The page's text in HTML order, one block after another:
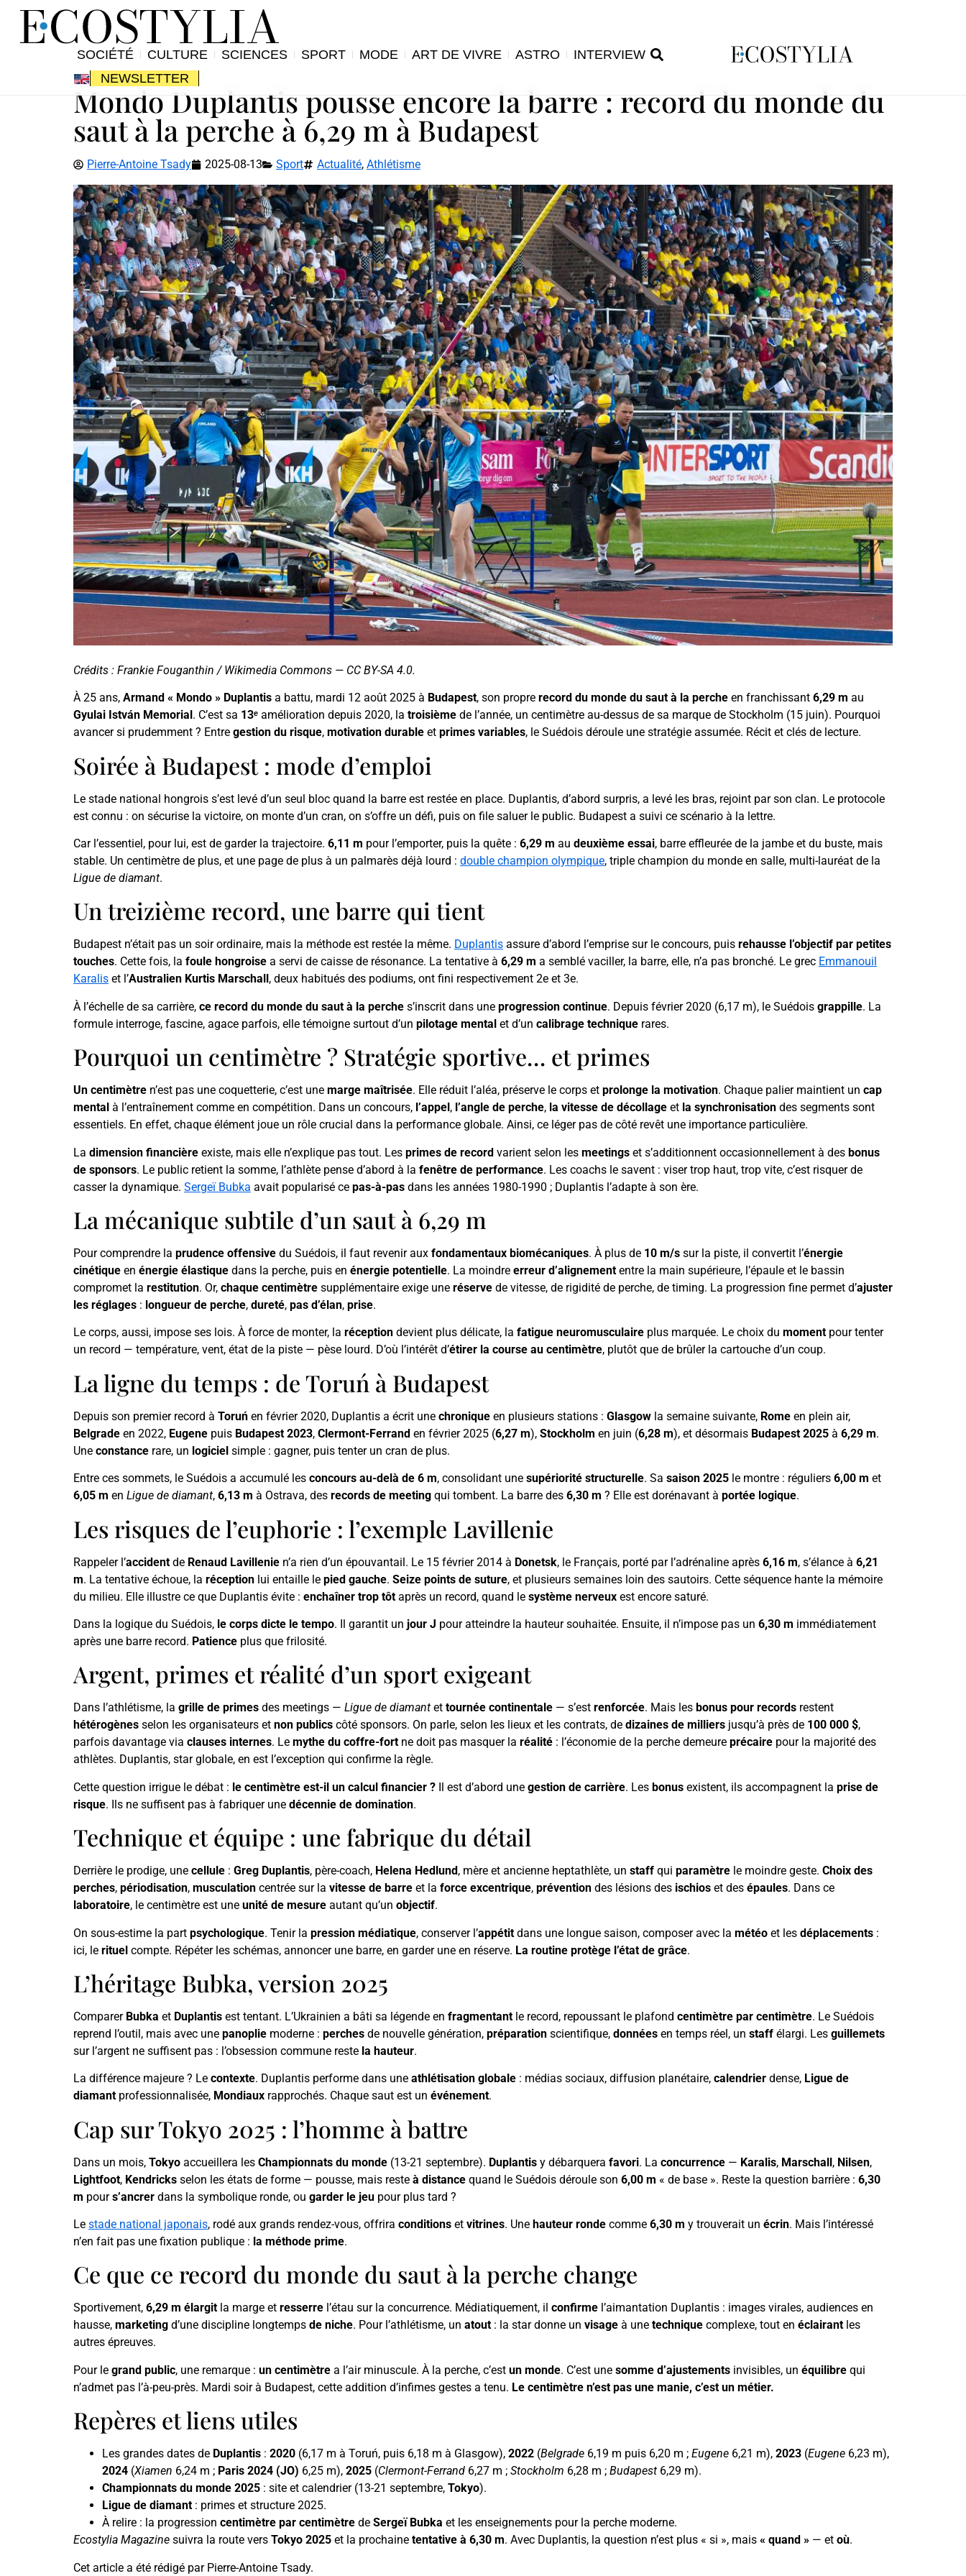
SOCIÉTÉ CULTURE SCIENCES SPORT MODE ART DE VIVRE ASTRO
INTERVIEW
NEWSLETTER
Mondo Duplantis pousse encore la barre : record du monde du
saut à la perche à 6,29 m à Budapest
Pierre-Antoine Tsady 2025-08-13 Sport Actualité, Athlétisme
Crédits : Frankie Fouganthin / Wikimedia Commons — CC BY-SA 4.0.
À 25 ans, Armand « Mondo » Duplantis a battu, mardi 12 août 2025 à Budapest, son propre record du monde du saut à la perche en franchissant 6,29 m au
Gyulai István Memorial . C’est sa 13ᵉ amélioration depuis 2020, la troisième de l’année, un centimètre au-dessus de sa marque de Stockholm (15 juin). Pourquoi
avancer si prudemment ? Entre gestion du risque, motivation durable et primes variables, le Suédois déroule une stratégie assumée. Récit et clés de lecture.
Soirée à Budapest : mode d’emploi
Le stade national hongrois s’est levé d’un seul bloc quand la barre est restée en place. Duplantis, d’abord surpris, a levé les bras, rejoint par son clan. Le protocole
est connu : on sécurise la victoire, on monte d’un cran, on s’offre un défi, puis on file saluer le public. Budapest a suivi ce scénario à la lettre.
Car l’essentiel, pour lui, est de garder la trajectoire. 6,11 m pour l’emporter, puis la quête : 6,29 m au deuxième essai, barre effleurée de la jambe et du buste, mais
stable. Un centimètre de plus, et une page de plus à un palmarès déjà lourd : double champion olympique, triple champion du monde en salle, multi-lauréat de la
Ligue de diamant.
Un treizième record, une barre qui tient
Budapest n’était pas un soir ordinaire, mais la méthode est restée la même. Duplantis assure d’abord l’emprise sur le concours, puis rehausse l’objectif par petites
touches. Cette fois, la foule hongroise a servi de caisse de résonance. La tentative à 6,29 m a semblé vaciller, la barre, elle, n’a pas bronché. Le grec Emmanouil
Karalis et l’Australien Kurtis Marschall , deux habitués des podiums, ont fini respectivement 2e et 3e.
À l’échelle de sa carrière, ce record du monde du saut à la perche s’inscrit dans une progression continue. Depuis février 2020 (6,17 m), le Suédois grappille. La
formule interroge, fascine, agace parfois, elle témoigne surtout d’un pilotage mental et d’un calibrage technique rares.
Pourquoi un centimètre ? Stratégie sportive… et primes
Un centimètre n’est pas une coquetterie, c’est une marge maîtrisée. Elle réduit l’aléa, préserve le corps et prolonge la motivation. Chaque palier maintient un cap
mental à l’entraînement comme en compétition. Dans un concours, l’appel , l’angle de perche, la vitesse de décollage et la synchronisation des segments sont
essentiels. En effet, chaque élément joue un rôle crucial dans la performance globale. Ainsi, ce léger pas de côté revêt une importance particulière.
La dimension financière existe, mais elle n’explique pas tout. Les primes de record varient selon les meetings et s’additionnent occasionnellement à des bonus
de sponsors. Le public retient la somme, l’athlète pense d’abord à la fenêtre de performance. Les coachs le savent : viser trop haut, trop vite, c’est risquer de
casser la dynamique. Sergeï Bubka avait popularisé ce pas-à-pas dans les années 1980-1990 ; Duplantis l’adapte à son ère.
La mécanique subtile d’un saut à 6,29 m
Pour comprendre la prudence offensive du Suédois, il faut revenir aux fondamentaux biomécaniques. À plus de 10 m/s sur la piste, il convertit l’énergie
cinétique en énergie élastique dans la perche, puis en énergie potentielle. La moindre erreur d’alignement entre la main supérieure, l’épaule et le bassin
compromet la restitution. Or, chaque centimètre supplémentaire exige une réserve de vitesse, de rigidité de perche, de timing. La progression fine permet d’ajuster
les réglages : longueur de perche, dureté, pas d’élan, prise.
Le corps, aussi, impose ses lois. À force de monter, la réception devient plus délicate, la fatigue neuromusculaire plus marquée. Le choix du moment pour tenter
un record — température, vent, état de la piste — pèse lourd. D’où l’intérêt d’étirer la course au centimètre, plutôt que de brûler la cartouche d’un coup.
La ligne du temps : de Toruń à Budapest
Depuis son premier record à Toruń en février 2020, Duplantis a écrit une chronique en plusieurs stations : Glasgow la semaine suivante, Rome en plein air,
Belgrade en 2022, Eugene puis Budapest 2023, Clermont-Ferrand en février 2025 (6,27 m), Stockholm en juin (6,28 m), et désormais Budapest 2025 à 6,29 m.
Une constance rare, un logiciel simple : gagner, puis tenter un cran de plus.
Entre ces sommets, le Suédois a accumulé les concours au-delà de 6 m, consolidant une supériorité structurelle. Sa saison 2025 le montre : réguliers 6,00 m et
6,05 m en Ligue de diamant, 6,13 m à Ostrava, des records de meeting qui tombent. La barre des 6,30 m ? Elle est dorénavant à portée logique.
Les risques de l’euphorie : l’exemple Lavillenie
Rappeler l’accident de Renaud Lavillenie n’a rien d’un épouvantail. Le 15 février 2014 à Donetsk, le Français, porté par l’adrénaline après 6,16 m, s’élance à 6,21
m. La tentative échoue, la réception lui entaille le pied gauche. Seize points de suture, et plusieurs semaines loin des sautoirs. Cette séquence hante la mémoire
du milieu. Elle illustre ce que Duplantis évite : enchaîner trop tôt après un record, quand le système nerveux est encore saturé.
Dans la logique du Suédois, le corps dicte le tempo. Il garantit un jour J pour atteindre la hauteur souhaitée. Ensuite, il n’impose pas un 6,30 m immédiatement
après une barre record. Patience plus que frilosité.
Argent, primes et réalité d’un sport exigeant
Dans l’athlétisme, la grille de primes des meetings — Ligue de diamant et tournée continentale — s’est renforcée. Mais les bonus pour records restent
hétérogènes selon les organisateurs et non publics côté sponsors. On parle, selon les lieux et les contrats, de dizaines de milliers jusqu’à près de 100 000 $,
parfois davantage via clauses internes. Le mythe du coffre-fort ne doit pas masquer la réalité : l’économie de la perche demeure précaire pour la majorité des
athlètes. Duplantis, star globale, en est l’exception qui confirme la règle.
Cette question irrigue le débat : le centimètre est-il un calcul financier ? Il est d’abord une gestion de carrière. Les bonus existent, ils accompagnent la prise de
risque. Ils ne suffisent pas à fabriquer une décennie de domination.
Technique et équipe : une fabrique du détail
Derrière le prodige, une cellule : Greg Duplantis, père-coach, Helena Hedlund, mère et ancienne heptathlète, un staff qui paramètre le moindre geste. Choix des
perches, périodisation, musculation centrée sur la vitesse de barre et la force excentrique, prévention des lésions des ischios et des épaules. Dans ce
laboratoire, le centimètre est une unité de mesure autant qu’un objectif.
On sous-estime la part psychologique. Tenir la pression médiatique, conserver l’appétit dans une longue saison, composer avec la météo et les déplacements :
ici, le rituel compte. Répéter les schémas, annoncer une barre, en garder une en réserve. La routine protège l’état de grâce.
L’héritage Bubka, version 2025
Comparer Bubka et Duplantis est tentant. L’Ukrainien a bâti sa légende en fragmentant le record, repoussant le plafond centimètre par centimètre. Le Suédois
reprend l’outil, mais avec une panoplie moderne : perches de nouvelle génération, préparation scientifique, données en temps réel, un staff élargi. Les guillemets
sur l’argent ne suffisent pas : l’obsession commune reste la hauteur.
La différence majeure ? Le contexte. Duplantis performe dans une athlétisation globale : médias sociaux, diffusion planétaire, calendrier dense, Ligue de
diamant professionnalisée, Mondiaux rapprochés. Chaque saut est un événement.
Cap sur Tokyo 2025 : l’homme à battre
Dans un mois, Tokyo accueillera les Championnats du monde (13-21 septembre). Duplantis y débarquera favori. La concurrence — Karalis, Marschall, Nilsen,
Lightfoot, Kendricks selon les états de forme — pousse, mais reste à distance quand le Suédois déroule son 6,00 m « de base ». Reste la question barrière : 6,30
m pours’ancrer dans la symbolique ronde, ou garder le jeu pour plus tard ?
Le stade national japonais, rodé aux grands rendez-vous, offrira conditions et vitrines. Une hauteur ronde comme 6,30 m y trouverait un écrin. Mais l’intéressé
n’en fait pas une fixation publique : la méthode prime.
Ce que ce record du monde du saut à la perche change
Sportivement, 6,29 m élargit la marge et resserre l’étau sur la concurrence. Médiatiquement, il confirme l’aimantation Duplantis : images virales, audiences en
hausse, marketing d’une discipline longtemps de niche. Pour l’athlétisme, un atout : la star donne un visage à une technique complexe, tout en éclairant les
autres épreuves.
Pour le grand public, une remarque : un centimètre a l’air minuscule. À la perche, c’est un monde. C’est une somme d’ajustements invisibles, un équilibre qui
n’admet pas l’à-peu-près. Mardi soir à Budapest, cette addition d’infimes gestes a tenu. Le centimètre n’est pas une manie, c’est un métier.
Repères et liens utiles
Les grandes dates de Duplantis : 2020 (6,17 m à Toruń, puis 6,18 m à Glasgow), 2022 (Belgrade 6,19 m puis 6,20 m ; Eugene 6,21 m), 2023 (Eugene 6,23 m),
2024 (Xiamen 6,24 m ; Paris 2024 (JO) 6,25 m), 2025 (Clermont-Ferrand 6,27 m ; Stockholm 6,28 m ; Budapest 6,29 m).
Championnats du monde 2025 : site et calendrier (13-21 septembre, Tokyo).
Ligue de diamant : primes et structure 2025.
À relire : la progression centimètre par centimètre de Sergeï Bubka et les enseignements pour la perche moderne.
Ecostylia Magazine suivra la route vers Tokyo 2025 et la prochaine tentative à 6,30 m. Avec Duplantis, la question n’est plus « si », mais « quand » — et où.
Cet article a été rédigé par Pierre-Antoine Tsady.